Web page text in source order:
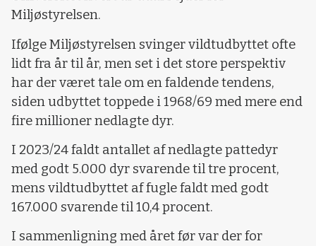
Miljøstyrelsen.
Ifølge Miljøstyrelsen svinger vildtudbyttet ofte
lidt fra år til år, men set i det store perspektiv
har der været tale om en faldende tendens,
siden udbyttet toppede i 1968/69 med mere end
fire millioner nedlagte dyr.
I 2023/24 faldt antallet af nedlagte pattedyr
med godt 5.000 dyr svarende til tre procent,
mens vildtudbyttet af fugle faldt med godt
167.000 svarende til 10,4 procent.
I sammenligning med året før var der for